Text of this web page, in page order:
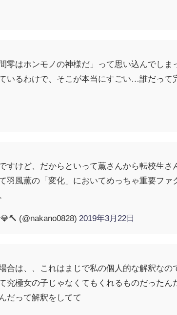
零はホンモノの神様だ」って思い込んでし
いるわけで、そこが本当にすごい…誰だって
すけど、だからといって薫さんから転校生さ
羽風薫の「変化」においてめっちゃ重要フ
(@nakano0828) 2019年3月22日
合は、、これはまじで私の個人的な解釈なの
究極女の子じゃなくてもくれるものだったん
だって解釈をしてて